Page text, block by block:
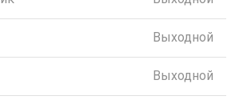
Выходной
Выходной